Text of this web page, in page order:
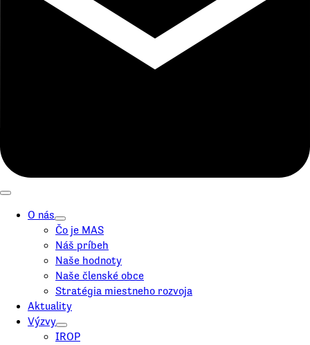
O nás
Čo je MAS
Náš príbeh
Naše hodnoty
Naše členské obce
Stratégia miestneho rozvoja
Aktuality
Výzvy
IROP